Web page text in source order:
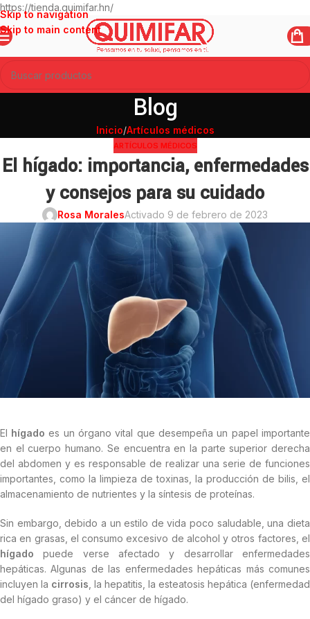
https://tienda.quimifar.hn/
Skip to navigation
Skip to main content
Blog
Inicio/Artículos médicos
ARTÍCULOS MÉDICOS
El hígado: importancia, enfermedades
y consejos para su cuidado
Rosa MoralesActivado 9 de febrero de 2023
El hígado es un órgano vital que desempeña un papel importante
en el cuerpo humano. Se encuentra en la parte superior derecha
del abdomen y es responsable de realizar una serie de funciones
importantes, como la limpieza de toxinas, la producción de bilis, el
almacenamiento de nutrientes y la síntesis de proteínas.
Sin embargo, debido a un estilo de vida poco saludable, una dieta
rica en grasas, el consumo excesivo de alcohol y otros factores, el
hígado puede verse afectado y desarrollar enfermedades
hepáticas. Algunas de las enfermedades hepáticas más comunes
incluyen la cirrosis , la hepatitis, la esteatosis hepática (enfermedad
del hígado graso) y el cáncer de hígado.